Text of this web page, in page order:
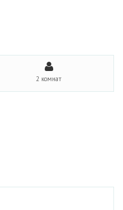
2 комнат